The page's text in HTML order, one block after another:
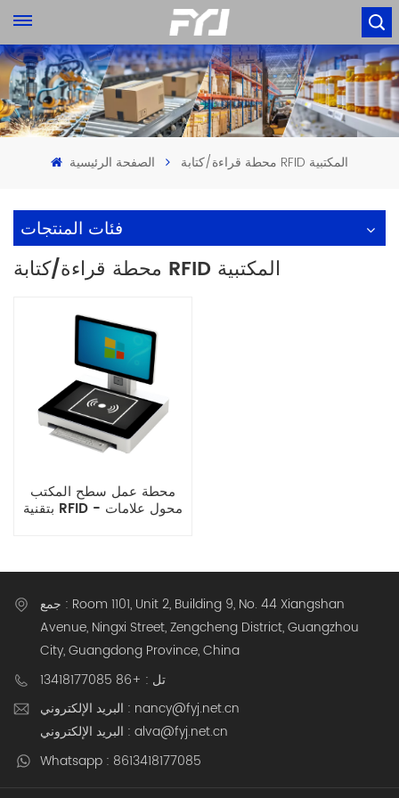
الصفحة الرئيسية محطة قراءة/كتابة RFID المكتبية
فئات المنتجات
محطة قراءة/كتابة RFID المكتبية
محطة عمل سطح المكتب
بتقنية RFID - محول علامات
جمع : Room 1101, Unit 2, Building 9, No. 44 Xiangshan
Avenue, Ningxi Street, Zengcheng District, Guangzhou
City, Guangdong Province, China
تل : +86 13418177085
البريد الإلكتروني : nancy@fyj.net.cn
البريد الإلكتروني : alva@fyj.net.cn
Whatsapp : 8613418177085